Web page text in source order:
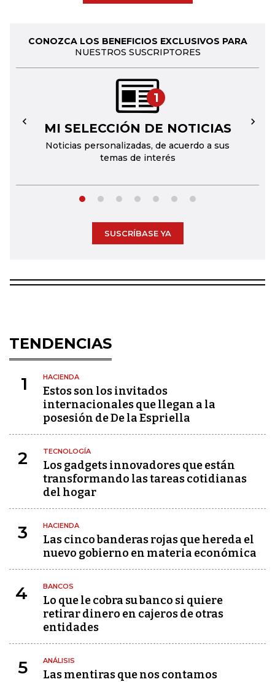
CONOZCA LOS BENEFICIOS EXCLUSIVOS PARA
NUESTROS SUSCRIPTORES
1
MI SELECCIÓN DE NOTICIAS
Noticias personalizadas, de acuerdo a sus
temas de interés
← →
SUSCRÍBASE YA
TENDENCIAS
1 HACIENDA
Estos son los invitados
internacionales que llegan a la
posesión de De la Espriella
2 TECNOLOGÍA
Los gadgets innovadores que están
transformando las tareas cotidianas
del hogar
3 HACIENDA
Las cinco banderas rojas que hereda el
nuevo gobierno en materia económica
4 BANCOS
Lo que le cobra su banco si quiere
retirar dinero en cajeros de otras
entidades
5 ANÁLISIS
Las mentiras que nos contamos